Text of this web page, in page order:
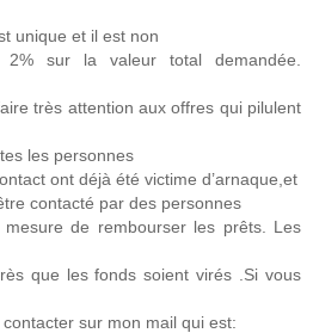
unique et il est non
2% sur la valeur total demandée.
très attention aux offres qui pilulent
les personnes
ont déjà été victime d’arnaque,et
contacté par des personnes
de rembourser les prêts. Les
que les fonds soient virés .Si vous
contacter sur mon mail qui est: